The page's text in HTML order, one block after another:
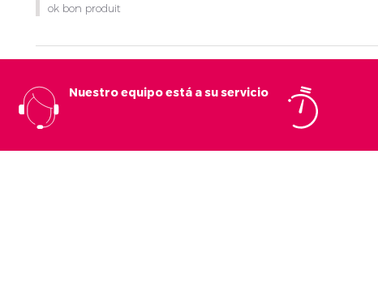
ok bon produit
Nuestro equipo está a su servicio